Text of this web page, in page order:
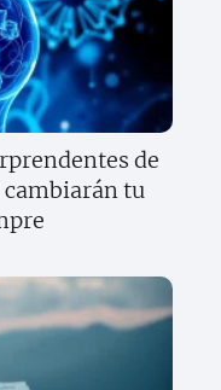
de
cambiarán tu